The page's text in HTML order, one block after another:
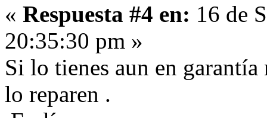
« Respuesta #4 en: 16 de
20:35:30 pm »
Si lo tienes aun en
lo reparen .